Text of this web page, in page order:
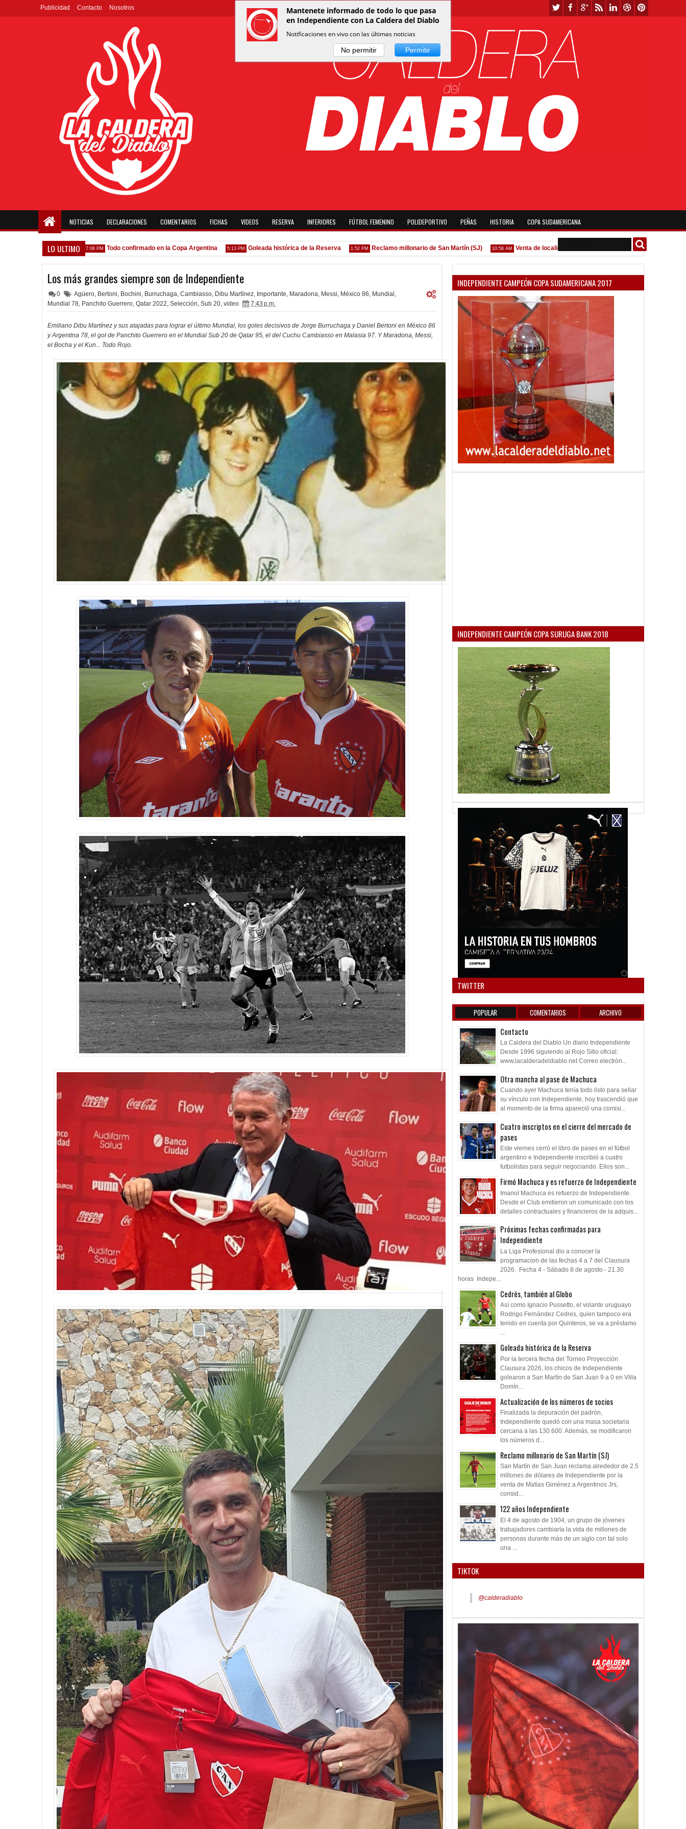
Publicidad Contacto Nosotros
NOTICIAS DECLARACIONES COMENTARIOS FICHAS VIDEOS RESERVA INFERIORES FÚTBOL FEMENINO POLIDEPORTIVO PEÑAS HISTORIA COPA SUDAMERICANA
LO ULTIMO
7:08 PM Todo confirmado en la Copa Argentina 5:13 PM Goleada histórica de la Reserva 1:52 PM Reclamo millonario de San Martín (SJ) 10:58 AM Venta de localidades ante Platense Godoy desgarrado
Los más grandes siempre son de Independiente
0 Agüero, Bertoni, Bochini, Burruchaga, Cambiasso, Dibu Martínez, Importante, Maradona, Messi, México 86, Mundial ,
Mundial 78, Panchito Guerrero, Qatar 2022, Selección, Sub 20, video 7:43 p.m.
Emiliano Dibu Martínez y sus atajadas para lograr el último Mundial, los goles decisivos de Jorge Burruchaga y Daniel Bertoni en México 86
y Argentina 78, el gol de Panchito Guerrero en el Mundial Sub 20 de Qatar 95, el del Cuchu Cambiasso en Malasia 97. Y Maradona, Messi,
el Bocha y el Kun... Todo Rojo.
INDEPENDIENTE CAMPEÓN COPA SUDAMERICANA 2017
INDEPENDIENTE CAMPEÓN COPA SURUGA BANK 2018
TWITTER
POPULAR COMENTARIOS ARCHIVO
Contacto
La Caldera del Diablo Un diario Independiente
Desde 1996 siguiendo al Rojo Sitio oficial:
www.lacalderadeldiablo.net Correo electrón...
Otra mancha al pase de Machuca
Cuando ayer Machuca tenía todo listo para sellar
su vínculo con Independiente, hoy trascendió que
al momento de la firma apareció una comisi...
Cuatro inscriptos en el cierre del mercado de
pases
Este viernes cerró el libro de pases en el fútbol
argentino e Independiente inscribió a cuatro
futbolistas para seguir negociando. Ellos son...
Firmó Machuca y es refuerzo de Independiente
Imanol Machuca es refuerzo de Independiente.
Desde el Club emitieron un comunicado con los
detalles contractuales y financieros de la adquis...
Próximas fechas confirmadas para
Independiente
La Liga Profesional dio a conocer la
programacion de las fechas 4 a 7 del Clausura
2026. Fecha 4 - Sábado 8 de agosto - 21.30
horas Indepe...
Cedrés, también al Globo
Así como Ignacio Pussetto, el volante uruguayo
Rodrigo Fernández Cedres, quien tampoco era
tenido en cuenta por Quinteros, se va a préstamo
...
Goleada histórica de la Reserva
Por la tercera fecha del Torneo Proyección
Clausura 2026, los chicos de Independiente
golearon a San Martín de San Juan 9 a 0 en Villa
Domín...
Actualización de los números de socios
Finalizada la depuración del padrón,
Independiente quedó con una masa societaria
cercana a las 130.600. Además, se modificaron
los números d...
Reclamo millonario de San Martín (SJ)
San Martín de San Juan reclama alrededor de 2.5
millones de dólares de Independiente por la
venta de Matías Giménez a Argentinos Jrs,
consid...
122 años Independiente
El 4 de agosto de 1904, un grupo de jóvenes
trabajadores cambiaría la vida de millones de
personas durante más de un siglo con tal solo
una ...
TIKTOK
@calderadiablo
Mantenete informado de todo lo que pasa
en Independiente con La Caldera del Diablo
Notificaciones en vivo con las últimas noticias
No permitir Permitir